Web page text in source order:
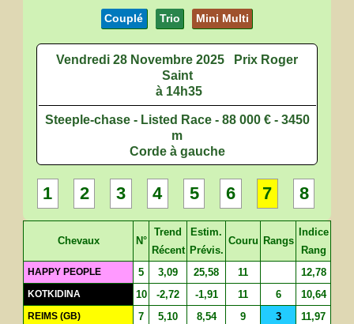
Couplé Trio Mini Multi
Vendredi 28 Novembre 2025
Prix Roger
Saint
à 14h35
Steeple-chase - Listed Race - 88 000 € - 3450
m
Corde à gauche
1 2 3 4 5 6 7 8
Chevaux N°
Trend
Récent
Estim.
Prévis.
Couru Rangs
Indice
Rang
HAPPY PEOPLE 5 3,09 25,58 11 12,78
KOTKIDINA 10 -2,72 -1,91 11 6 10,64
REIMS (GB) 7 5,10 8,54 9 3 11,97